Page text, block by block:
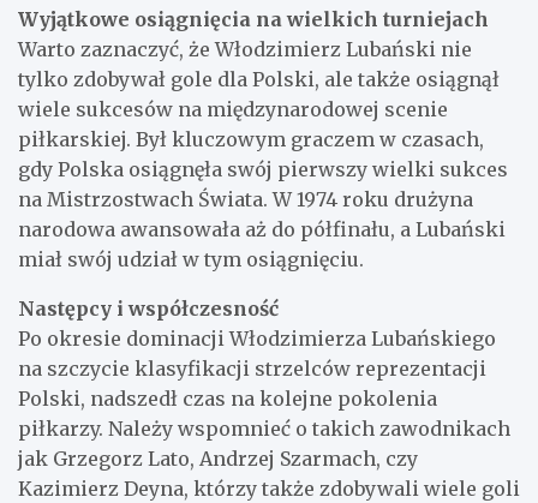
Wyjątkowe osiągnięcia na wielkich turniejach
Warto zaznaczyć, że Włodzimierz Lubański nie
tylko zdobywał gole dla Polski, ale także osiągnął
wiele sukcesów na międzynarodowej scenie
piłkarskiej. Był kluczowym graczem w czasach,
gdy Polska osiągnęła swój pierwszy wielki sukces
na Mistrzostwach Świata. W 1974 roku drużyna
narodowa awansowała aż do półfinału, a Lubański
miał swój udział w tym osiągnięciu.
Następcy i współczesność
Po okresie dominacji Włodzimierza Lubańskiego
na szczycie klasyfikacji strzelców reprezentacji
Polski, nadszedł czas na kolejne pokolenia
piłkarzy. Należy wspomnieć o takich zawodnikach
jak Grzegorz Lato, Andrzej Szarmach, czy
Kazimierz Deyna, którzy także zdobywali wiele goli